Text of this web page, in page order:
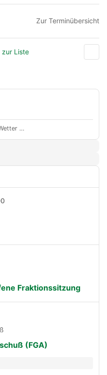
Zur Terminübersicht
Liste
…
Fraktionssitzung
(FGA)